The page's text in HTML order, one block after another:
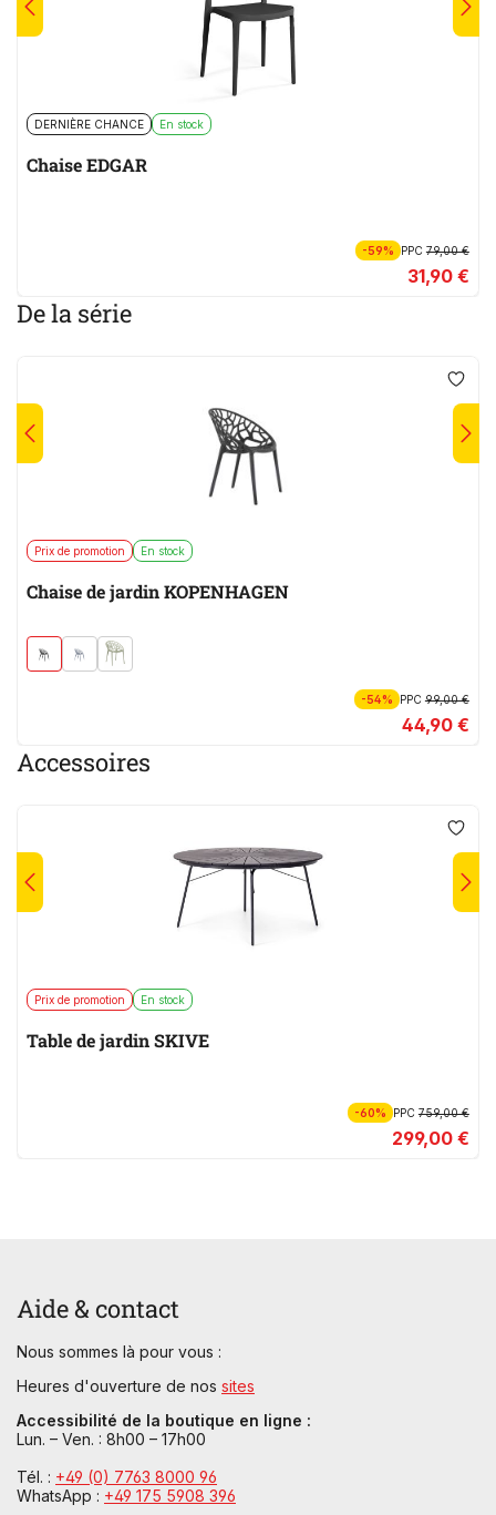
DERNIÈRE CHANCE En stock
Chaise EDGAR
-59% PPC79,00 €
31,90 €
De la série
Prix de promotion En stock
Chaise de jardin KOPENHAGEN
-54% PPC99,00 €
44,90 €
Accessoires
Prix de promotion En stock
Table de jardin SKIVE
-60% PPC759,00 €
299,00 €
Aide & contact
Nous sommes là pour vous :
Heures d'ouverture de nos sites
Accessibilité de la boutique en ligne :
Lun. – Ven. : 8h00 – 17h00
Tél. : +49 (0) 7763 8000 96
WhatsApp : +49 175 5908 396